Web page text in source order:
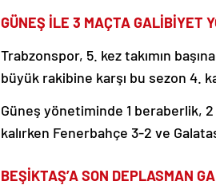
GÜNEŞ İLE 3 MAÇTA GALİBİYET
Trabzonspor, 5. kez takımın
büyük rakibine karşı bu sezon 4.
Güneş yönetiminde 1 beraberlik,
kalırken Fenerbahçe 3-2 ve
BEŞİKTAŞ’A SON DEPLASMAN